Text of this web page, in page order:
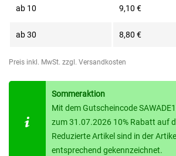
ab 10 9,10 €
ab30 8,80 €
Preis inkl. MwSt. zzgl. Versandkosten
Sommeraktion
Mit dem Gutscheincode
zum 31.07.2026 10% Rabatt auf
Reduzierte Artikel sind in der
entsprechend gekennzeichnet.